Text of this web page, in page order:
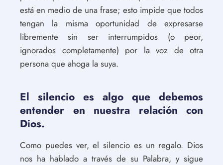
está en medio de una frase; esto impide que todos
tengan la misma oportunidad de expresarse
libremente sin ser interrumpidos (o peor,
ignorados completamente) por la voz de otra
persona que ahoga la suya.
El silencio es algo que debemos
entender en nuestra relación con
Dios.
Como puedes ver, el silencio es un regalo. Dios
nos ha hablado a través de su Palabra, y sigue